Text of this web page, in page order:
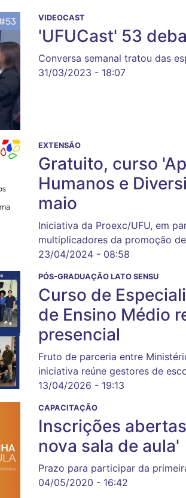
VIDEOCAST
'UFUCast' 53
Conversa semanal tratou das
31/03/2023 - 18:07
EXTENSÃO
Gratuito, curso
Humanos e
maio
Iniciativa da Proexc/UFU, em
multiplicadores da promoção
23/04/2024 - 08:58
PÓS-GRADUAÇÃO LATO SENSU
Curso de
de Ensino Médio
presencial
Fruto de parceria entre
iniciativa reúne gestores de
13/04/2026 - 19:13
CAPACITAÇÃO
Inscrições
nova sala de aula'
Prazo para participar da
04/05/2020 - 16:42